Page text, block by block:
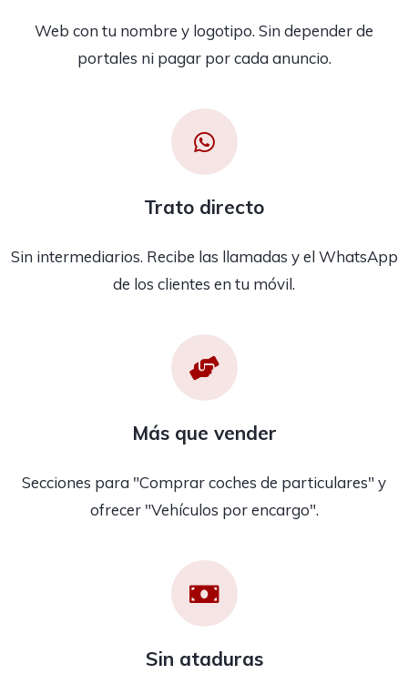
Web con tu nombre y logotipo. Sin depender de
portales ni pagar por cada anuncio.
Trato directo
Sin intermediarios. Recibe las llamadas y el WhatsApp
de los clientes en tu móvil.
Más que vender
Secciones para "Comprar coches de particulares" y
ofrecer "Vehículos por encargo".
Sin ataduras